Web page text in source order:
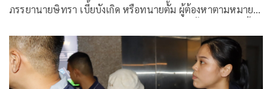
ภรรยานายษิทรา เบี้ยบังเกิด หรือทนายตั้ม ผู้ต้องหาตามหมาย
ไปเพื่อฟอกเงิน” ในคดีเงิน 39 ล้านบาทของ